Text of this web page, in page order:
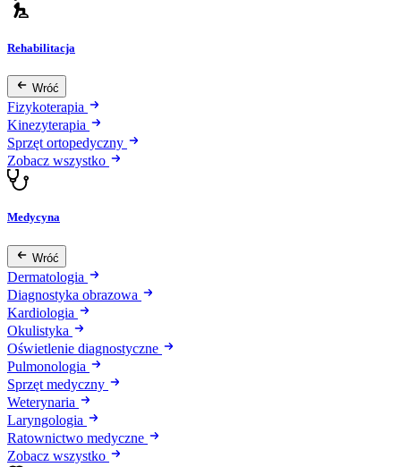
Rehabilitacja
Wróć
Fizykoterapia
Kinezyterapia
Sprzęt ortopedyczny
Zobacz wszystko
Medycyna
Wróć
Dermatologia
Diagnostyka obrazowa
Kardiologia
Okulistyka
Oświetlenie diagnostyczne
Pulmonologia
Sprzęt medyczny
Weterynaria
Laryngologia
Ratownictwo medyczne
Zobacz wszystko